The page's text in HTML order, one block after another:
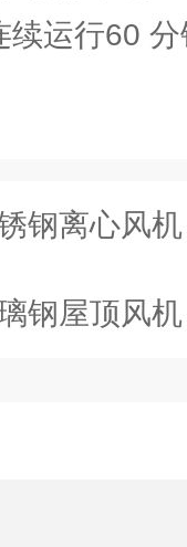
运行60 分
钢离心风机
钢屋顶风机